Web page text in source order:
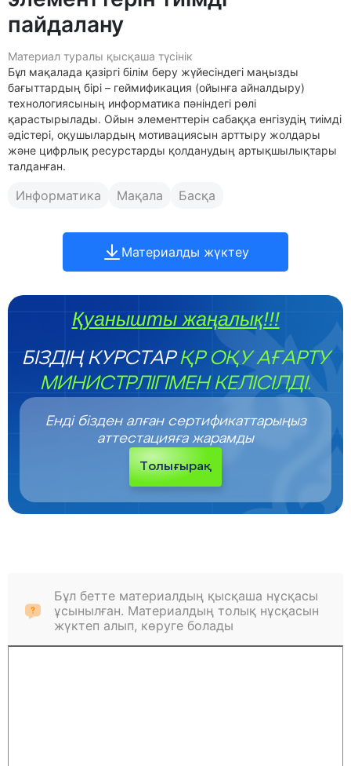
пайдалану
Материал туралы қысқаша түсінік
Бұл мақалада қазіргі білім беру жүйесіндегі маңызды
бағыттардың бірі – геймификация (ойынға айналдыру)
технологиясының информатика пәніндегі рөлі
қарастырылады. Ойын элементтерін сабаққа енгізудің тиімді
әдістері, оқушылардың мотивациясын арттыру жолдары
және цифрлық ресурстарды қолданудың артықшылықтары
талданған.
Информатика Мақала Басқа
Материалды жүктеу
Қуанышты жаңалық!!!
БІЗДІҢ КУРСТАРҚР ОҚУ АҒАРТУ
МИНИСТРЛІГІМЕН КЕЛІСІЛДІ.
Енді бізден алған сертификаттарыңыз
аттестацияға жарамды
Толығырақ
Бұл бетте материалдың қысқаша нұсқасы
ұсынылған. Материалдың толық нұсқасын
жүктеп алып, көруге болады